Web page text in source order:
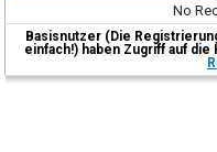
No
Basisnutzer (Die
einfach!) haben Zugriff auf